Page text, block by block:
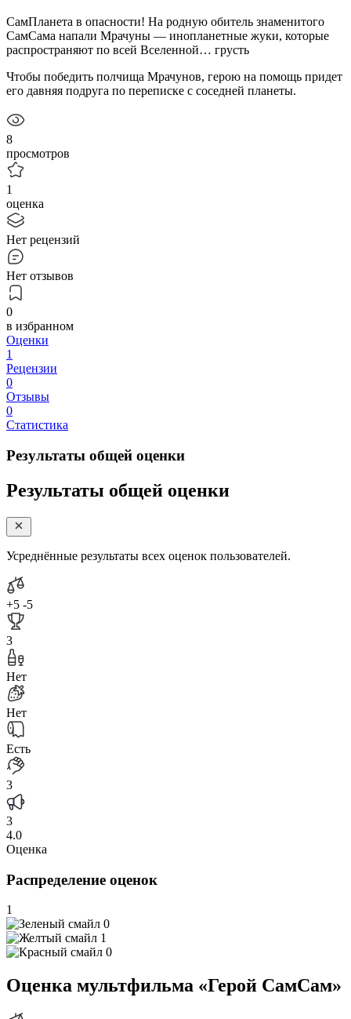
СамПланета в опасности! На родную обитель знаменитого
СамСама напали Мрачуны — инопланетные жуки, которые
распространяют по всей Вселенной… грусть
Чтобы победить полчища Мрачунов, герою на помощь придет
его давняя подруга по переписке с соседней планеты.
8
просмотров
1
оценка
Нет рецензий
Нет отзывов
0
в избранном
Оценки
1
Рецензии
0
Отзывы
0
Статистика
Результаты общей оценки
Результаты общей оценки
Усреднённые результаты всех оценок пользователей.
+5 -5
3
Нет
Нет
Есть
3
3
4.0
Оценка
Распределение оценок
1
0
1
0
Оценка мультфильма «Герой СамСам»